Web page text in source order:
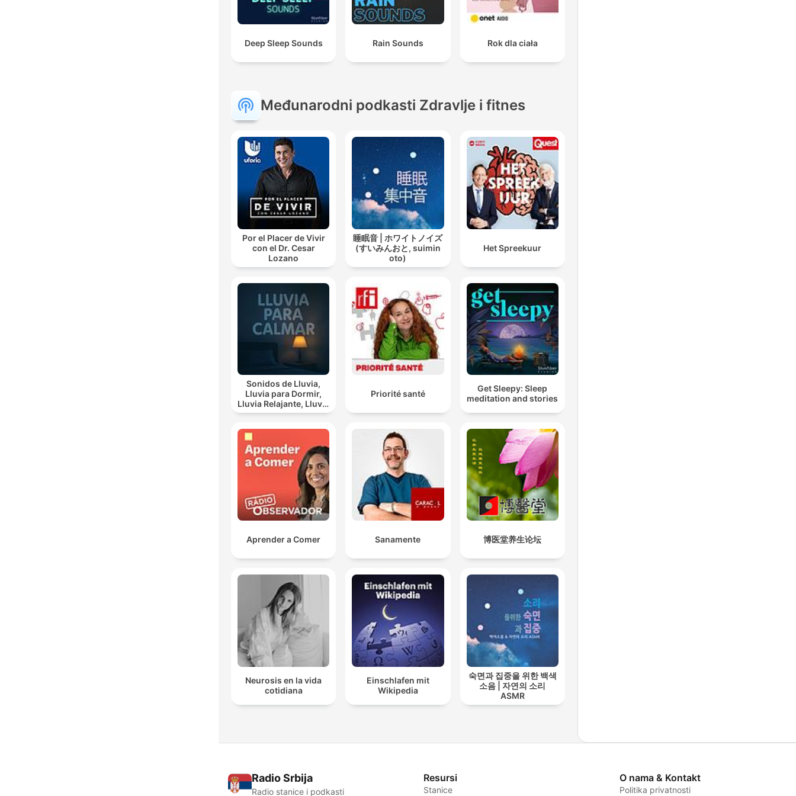
Deep Sleep Sounds Rain Sounds Rok dla ciała
Međunarodni podkasti Zdravlje i fitnes
Por el Placer de Vivir
con el Dr. Cesar
Lozano
睡眠音 | ホワイトノイズ
(すいみんおと, suimin
oto)
Het Spreekuur
Sonidos de Lluvia,
Lluvia para Dormir,
Lluvia Relajante, Lluvia
Suave, Lluvia Para
Priorité santé
Get Sleepy: Sleep
meditation and stories
Aprender a Comer Sanamente 博医堂养生论坛
Neurosis en la vida
cotidiana
Einschlafen mit
Wikipedia
숙면과 집중을 위한 백색
소음 | 자연의 소리
ASMR
Radio Srbija
Radio stanice i podkasti
Resursi
Stanice
O nama & Kontakt
Politika privatnosti